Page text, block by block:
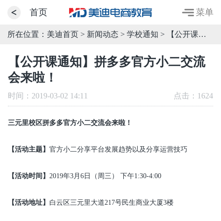
首页 菜单
所在位置： 美迪首页> 新闻动态> 学校通知 > 【公开课通知】拼多多官方小二交流会来啦！
【公开课通知】拼多多官方小二交流
会来啦！
点击： 1624
时间：2019-03-02 14:11
三元里校区拼多多官方小二交流会来啦！
【活动主题】 官方小二分享平台发展趋势以及分享运营技巧
【活动时间】 2019年3月6日（周三） 下午1:30-4:00
【活动地址】 白云区三元里大道217号民生商业大厦3楼